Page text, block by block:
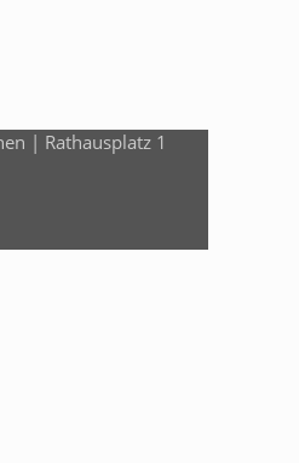
| Rathausplatz 1